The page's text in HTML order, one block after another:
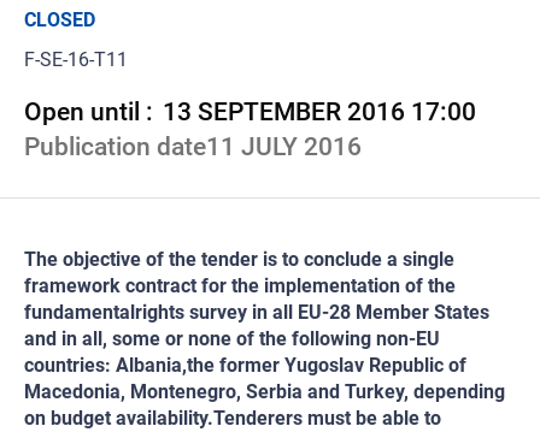
CLOSED
F-SE-16-T11
Open until : 13 SEPTEMBER 2016 17:00
Publication date11 JULY 2016
The objective of the tender is to conclude a single
framework contract for the implementation of the
fundamentalrights survey in all EU-28 Member States
and in all, some or none of the following non-EU
countries: Albania,the former Yugoslav Republic of
Macedonia, Montenegro, Serbia and Turkey, depending
on budget availability.Tenderers must be able to